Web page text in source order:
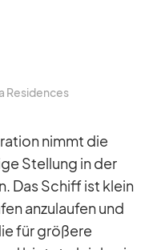
Re­si­den­ces
nimmt die
Stel­lung in der
Das Schiff ist klein
an­zu­lau­fen und
für grö­ßere